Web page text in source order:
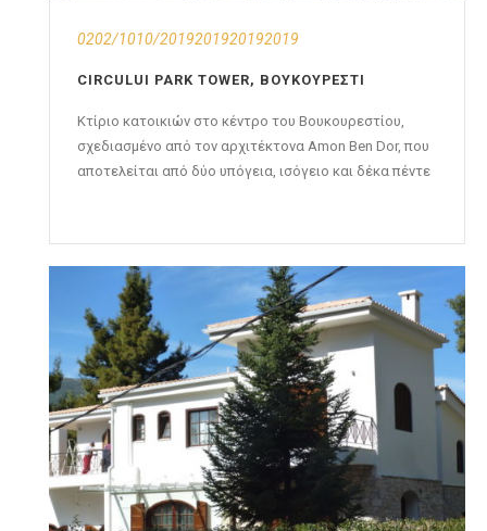
0202/1010/2019201920192019
CIRCULUI PARK TOWER, ΒΟΥΚΟΥΡΈΣΤΙ
Κτίριο κατοικιών στο κέντρο του Βουκουρεστίου,
σχεδιασμένο από τον αρχιτέκτονα Amon Ben Dor, που
αποτελείται από δύο υπόγεια, ισόγειο και δέκα πέντε